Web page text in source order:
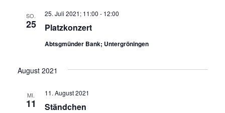
SO.
25 Platzkonzert
25. Juli 2021; 11:00 - 12:00
Abtsgmünder Bank; Untergröningen
August 2021
MI.
11 Ständchen
11. August 2021